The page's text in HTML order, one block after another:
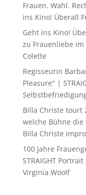
Frauen. Wahl.
ins Kino! Überall
Geht ins Kino!
zu Frauenliebe
Colette
Regisseurin
Pleasure" |
Billa Christe tourt
welche Bühne
Billa Christe
100 Jahre
STRAIGHT Portrait
Virginia Woolf